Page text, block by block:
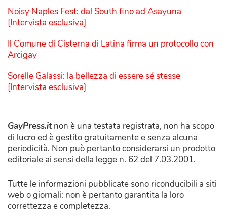
Noisy Naples Fest: dal South fino ad Asayuna
[Intervista esclusiva]
Il Comune di Cisterna di Latina firma un protocollo con
Arcigay
Sorelle Galassi: la bellezza di essere sé stesse
[Intervista esclusiva]
GayPress.itnon è una testata registrata, non ha scopo
di lucro ed è gestito gratuitamente e senza alcuna
periodicità. Non può pertanto considerarsi un prodotto
editoriale ai sensi della legge n. 62 del 7.03.2001.
Tutte le informazioni pubblicate sono riconducibili a siti
web o giornali: non è pertanto garantita la loro
correttezza e completezza.